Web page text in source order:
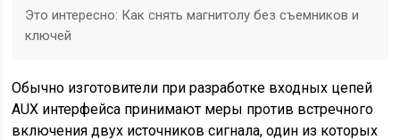
Это интересно: Как снять магнитолу без съемников и
ключей
Обычно изготовители при разработке входных цепей
AUX интерфейса принимают меры против встречного
включения двух источников сигнала, один из которых